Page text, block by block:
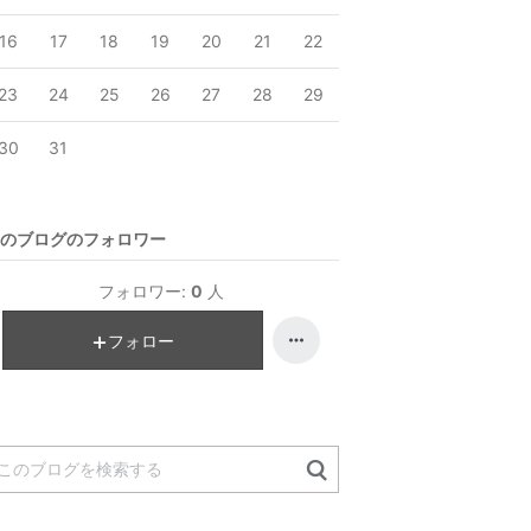
17 18 19 20 21 22
24 25 26 27 28 29
31
ブログのフォロワー
フォロワー: 0 人
フォロー